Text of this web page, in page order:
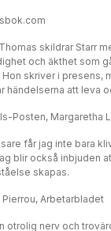
skildrar Starr
och äkthet som
Hon skriver i presens,
händelserna att leva
Posten, Margaretha
får jag inte bara
blir också inbjuden
skapas.
Pierrou, Arbetarbladet
otrolig nerv och